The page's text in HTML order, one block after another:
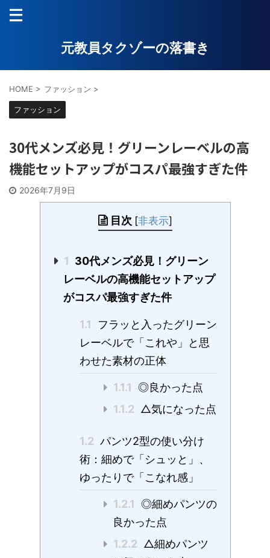
元教員タクゾーの落書き
HOME > ファッション >
ファッション
30代メンズ必見！グリーンレーベルの高
機能セットアップがコスパ最強すぎた件
2026年7月9日
目次 [非表示]
1 30代メンズ必見！グリーン
レーベルの高機能セットアップ
がコスパ最強すぎた件
1.1
フラッと入ったグリーン
レーベルで「これや」と思
わせた素材の正体
1.1.1
◎良かった点
1.1.2 △気になった点
1.2 パンツ2型の使い分け
術：細めで「シュッと」、
ゆったりで「こなれ感」
1.2.1
◎細めパンツの
良かった点
1.2.2 △細めパンツ